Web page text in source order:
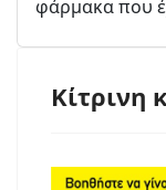
φάρμακα που
Κίτρινη